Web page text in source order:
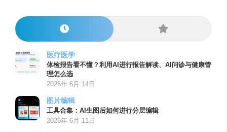
医疗医学
体检报告看不懂？利用AI进行报告解读、AI问诊与健康管
理怎么选
2026年 6月 14日
图片编辑
工具合集：AI生图后如何进行分层编辑
2026年 6月 11日